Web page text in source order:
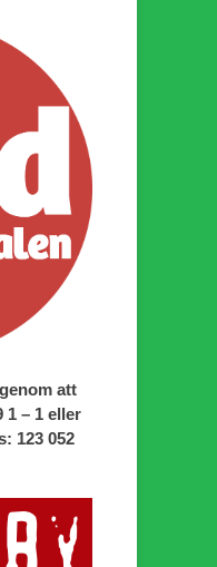
att
1 – 1 eller
123 052